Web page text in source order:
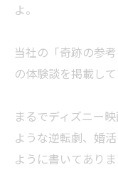
よ。
当社の「奇跡の参
の体験談を掲載して
まるでディズニー
ような逆転劇、婚
ように書いてありま